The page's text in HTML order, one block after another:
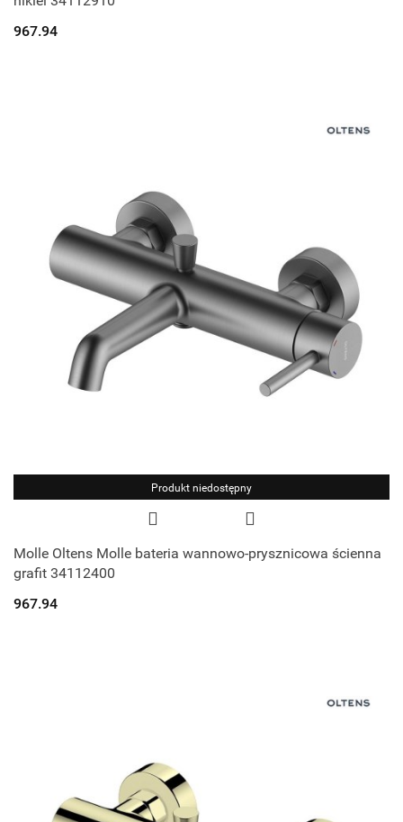
967.94
Produkt niedostępny
Molle Oltens Molle bateria wannowo-prysznicowa ścienna
grafit 34112400
967.94